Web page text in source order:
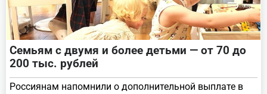
Семьям с двумя и более детьми — от 70 до
200 тыс. рублей
Россиянам напомнили о дополнительной выплате в